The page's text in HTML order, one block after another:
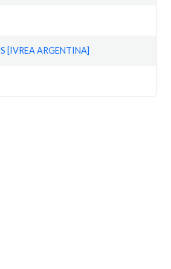
[IVREA ARGENTINA]